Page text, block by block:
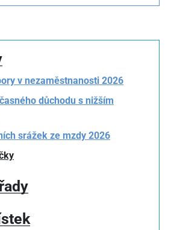
v nezaměstnanosti 2026
důchodu s nižším
srážek ze mzdy 2026